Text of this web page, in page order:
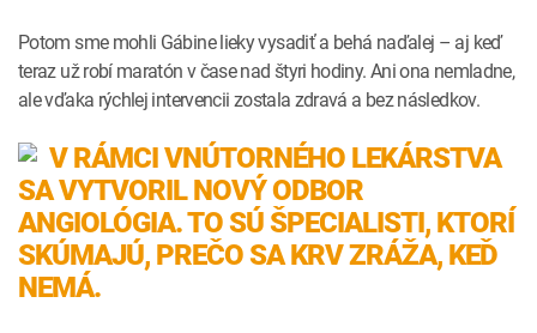
Potom sme mohli Gábine lieky vysadiť a behá naďalej – aj keď
teraz už robí maratón v čase nad štyri hodiny. Ani ona nemladne,
ale vďaka rýchlej intervencii zostala zdravá a bez následkov.
V RÁMCI VNÚTORNÉHO LEKÁRSTVA
SA VYTVORIL NOVÝ ODBOR
ANGIOLÓGIA. TO SÚ ŠPECIALISTI, KTORÍ
SKÚMAJÚ, PREČO SA KRV ZRÁŽA, KEĎ
NEMÁ.